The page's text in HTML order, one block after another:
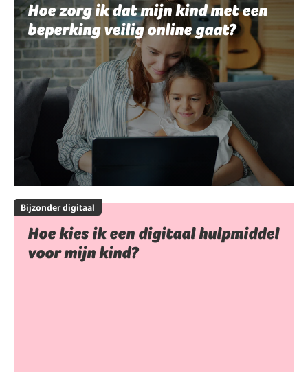
Hoe zorg ik dat mijn kind met een
beperking veilig online gaat?
Bijzonder digitaal
Hoe kies ik een digitaal hulpmiddel
voor mijn kind?